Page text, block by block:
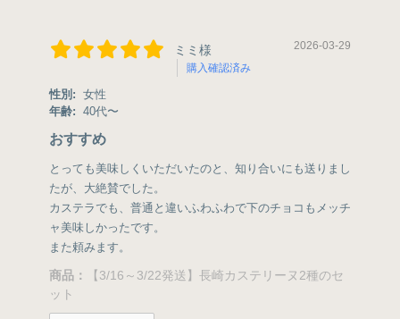
ミミ様
購入確認済み
2026-03-29
性別: 女性
年齢: 40代〜
おすすめ
とっても美味しくいただいたのと、知り合いにも送りまし
たが、大絶賛でした。
カステラでも、普通と違いふわふわで下のチョコもメッチ
ャ美味しかったです。
また頼みます。
商品：
【3/16～3/22発送】長崎カステリーヌ2種のセ
ット